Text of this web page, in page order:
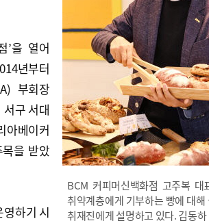
BCM 커피머신백화점 고주복 대
취약계층에게 기부하는 빵에 대해
취재진에게 설명하고 있다. 김동
’을 열어
년부터
부회장
구 서대
아베이커
을 받았
하기 시